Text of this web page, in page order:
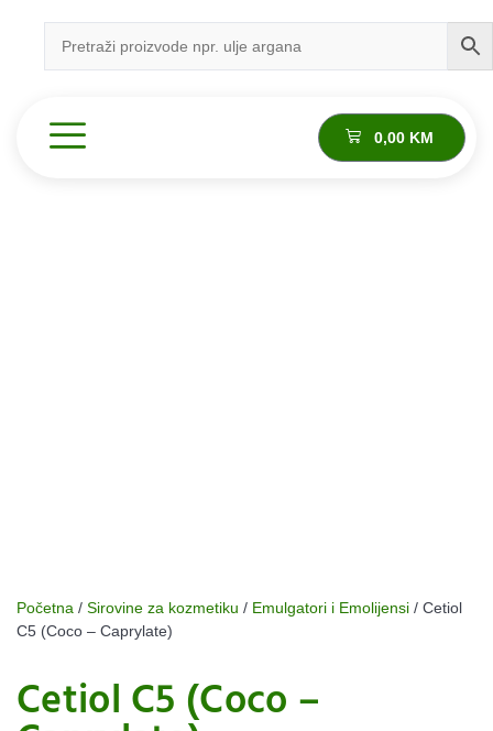
0,00 KM
Početna / Sirovine za kozmetiku / Emulgatori i Emolijensi / Cetiol
C5 (Coco – Caprylate)
Cetiol C5 (Coco –